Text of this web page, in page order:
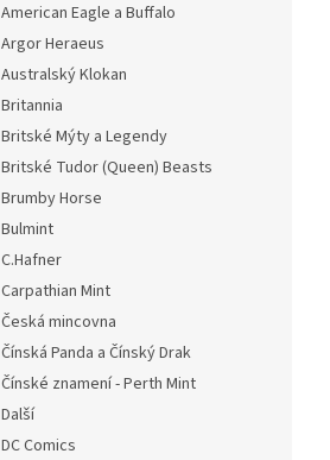
American Eagle a Buffalo
Argor Heraeus
Australský Klokan
Britannia
Britské Mýty a Legendy
Britské Tudor (Queen) Beasts
Brumby Horse
Bulmint
C.Hafner
Carpathian Mint
Česká mincovna
Čínská Panda a Čínský Drak
Čínské znamení - Perth Mint
Další
DC Comics